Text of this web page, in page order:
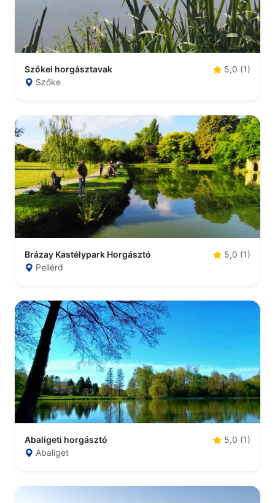
Szőkei horgásztavak
5,0 (1)
Szőke
Brázay Kastélypark Horgásztó
5,0 (1)
Pellérd
Abaligeti horgásztó
5,0 (1)
Abaliget